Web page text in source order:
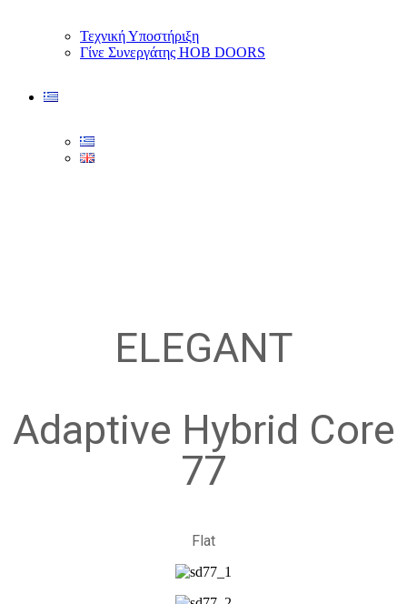
Τεχνική Υποστήριξη
Γίνε Συνεργάτης HOB DOORS
ELEGANT
Adaptive Hybrid Core
77
Flat